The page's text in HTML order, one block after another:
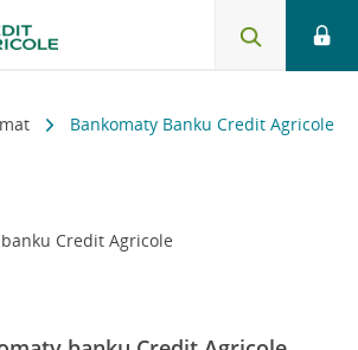
Bankomaty Banku Credit Agricole
Credit Agricole